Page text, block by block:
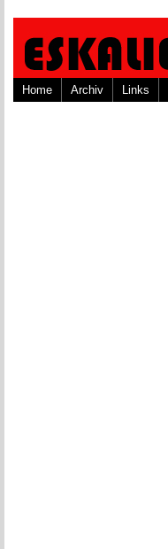
Home Archiv Links